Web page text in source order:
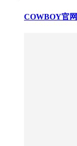
COWBOY官网